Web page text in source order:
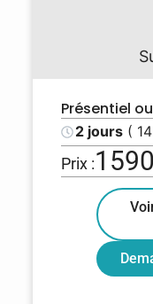
Présentiel
2 jours (
Prix :1590